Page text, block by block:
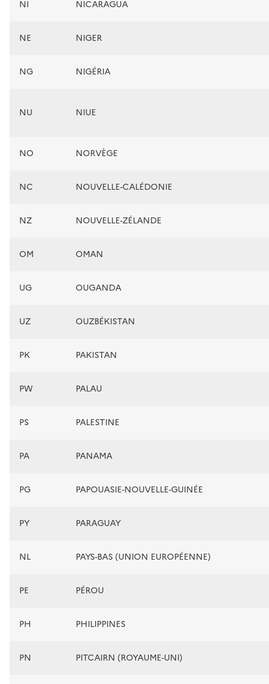
NI NICARAGUA
NE NIGER
NG NIGÉRIA
NU NIUE
NO NORVÈGE
NC NOUVELLE-CALÉDONIE
NZ NOUVELLE-ZÉLANDE
OM OMAN
UG OUGANDA
UZ OUZBÉKISTAN
PK PAKISTAN
PW PALAU
PS PALESTINE
PA PANAMA
PG PAPOUASIE-NOUVELLE-GUINÉE
PY PARAGUAY
NL PAYS-BAS (UNION EUROPÉENNE)
PE PÉROU
PH PHILIPPINES
PN PITCAIRN (ROYAUME-UNI)